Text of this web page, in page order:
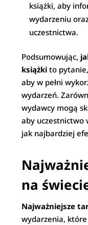
książki, aby
wydarzeniu
uczestnictwa.
Podsumowując,
książki to
aby w pełni
wydarzeń.
wydawcy mogą
aby uczestnictwo
jak najbardziej
na
Najważniejsze
wydarzenia,